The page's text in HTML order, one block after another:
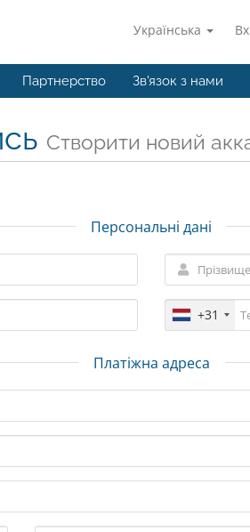
Українська
Партнерство Зв'язок з нами
Створити новий
Персональні дані
+31
Платіжна адреса